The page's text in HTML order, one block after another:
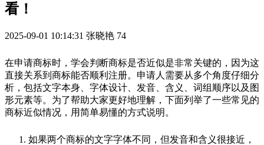
看！
2025-09-01 10:14:31 张晓艳 74
在申请商标时，学会判断商标是否近似是非常关键的，因为这
直接关系到商标能否顺利注册。申请人需要从多个角度仔细分
析，包括文字本身、字体设计、发音、含义、词组顺序以及图
形元素等。为了帮助大家更好地理解，下面列举了一些常见的
商标近似情况，用简单易懂的方式说明。
如果两个商标的文字字体不同，但发音和含义很接近，